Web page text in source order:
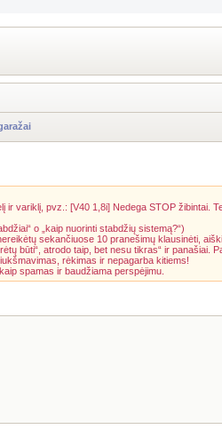
variklį, pvz.: [V40 1,8i] Nedega STOP žibintai.
o „kaip nuorinti stabdžių sistemą?“)
sekančiuose 10 pranešimų klausinėti,
būti“, atrodo taip, bet nesu tikras“ ir panašiai.
rėkimas ir nepagarba kitiems!
spamas ir baudžiama perspėjimu.